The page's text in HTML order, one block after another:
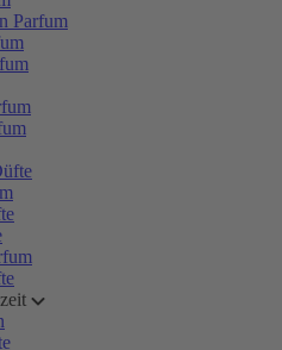
Parfum